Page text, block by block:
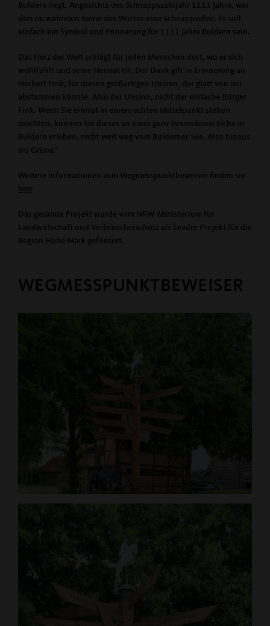
Buldern liegt. Angesichts des Schnappszahljahr 1111 Jahre, war
dies im wahrsten Sinne des Wortes eine Schnappsidee. Es soll
einfach ein Symbol und Erinnerung für 1111 Jahre Buldern sein.
Das Herz der Welt schlägt für jeden Menschen dort, wo er sich
wohlfühlt und seine Heimat ist. Der Dank gilt in Erinnerung an
Herbert Fink, für diesen großartigen Unsinn, der glatt von mir
abstammen könnte. Also der Unsinn, nicht der einfache Bürger
Fink. Wenn Sie einmal in einem echten Mittelpunkt stehen
möchten, können Sie dieses an einer ganz besonderen Eiche in
Buldern erleben, nicht weit weg vom Bulderner See. Also hinaus
ins Grüne.“
Weitere Informationen zum Wegmesspunktbeweiser finden sie
hier
Das gesamte Projekt wurde vom NRW-Ministerium für
Landwirtschaft und Verbraucherschutz als Leader Projekt für die
Region Hohe Mark gefördert.
WEGMESSPUNKTBEWEISER